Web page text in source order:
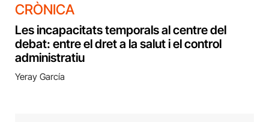
CRÒNICA
Les incapacitats temporals al centre del
debat: entre el dret a la salut i el control
administratiu
Yeray García